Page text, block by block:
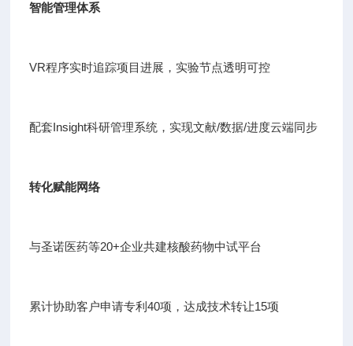
智能管理体系
VR程序实时追踪项目进展，实验节点透明可控
配套Insight科研管理系统，实现文献/数据/进度云端同步
转化赋能网络
与圣诺医药等20+企业共建核酸药物中试平台
累计协助客户申请专利40项，达成技术转让15项